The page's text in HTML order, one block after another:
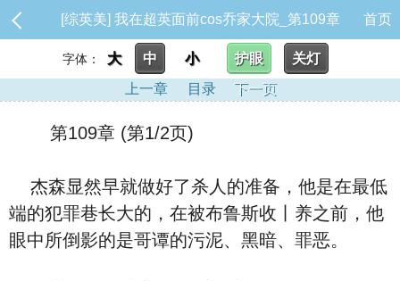
[综英美] 我在超英面前cos乔家大院_第109章 首页
字体： 大 中 小 护眼
关灯
上一章
目录 下一页
第109章 (第1/2页)
杰森显然早就做好了杀人的准备，他是在最低
端的犯罪巷长大的，在被布鲁斯收丨养之前，他
眼中所倒影的是哥谭的污泥、黑暗、罪恶。